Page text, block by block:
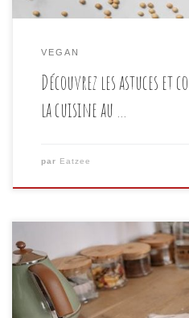
VEGAN
Découvrez les astuces et
la cuisine au …
par Eatzee
Vous êtes-vous déjà
farine, perdus entre les
demandant laquelle serait